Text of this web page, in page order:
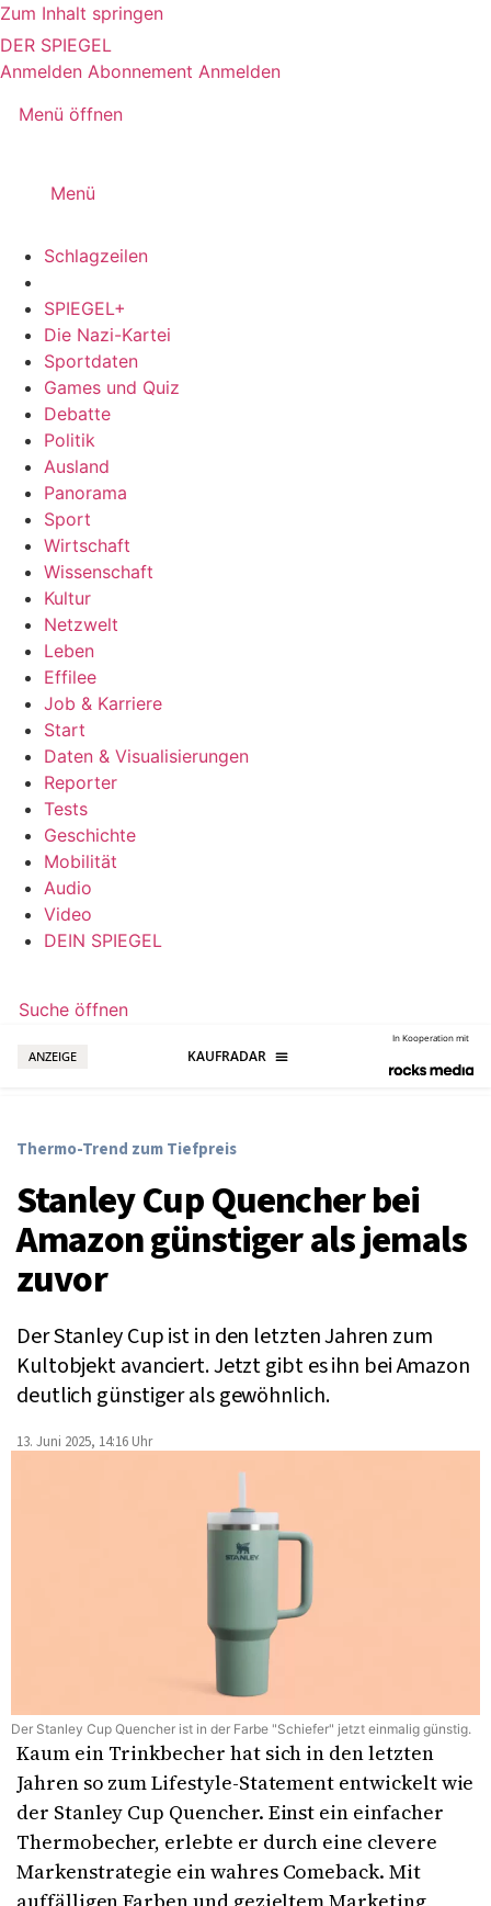
Zum Inhalt springen
DER SPIEGEL
Anmelden Abonnement Anmelden
Menü öffnen
Menü
Schlagzeilen
SPIEGEL+
Die Nazi-Kartei
Sportdaten
Games und Quiz
Debatte
Politik
Ausland
Panorama
Sport
Wirtschaft
Wissenschaft
Kultur
Netzwelt
Leben
Effilee
Job & Karriere
Start
Daten & Visualisierungen
Reporter
Tests
Geschichte
Mobilität
Audio
Video
DEIN SPIEGEL
Suche öffnen
ANZEIGE
In Kooperation mit
Thermo-Trend zum Tiefpreis
Stanley Cup Quencher bei
Amazon günstiger als jemals
zuvor
Der Stanley Cup ist in den letzten Jahren zum
Kultobjekt avanciert. Jetzt gibt es ihn bei Amazon
deutlich günstiger als gewöhnlich.
13. Juni 2025, 14:16 Uhr
Der Stanley Cup Quencher ist in der Farbe "Schiefer" jetzt einmalig günstig.
Kaum ein Trinkbecher hat sich in den letzten
Jahren so zum Lifestyle-Statement entwickelt wie
der Stanley Cup Quencher. Einst ein einfacher
Thermobecher, erlebte er durch eine clevere
Markenstrategie ein wahres Comeback. Mit